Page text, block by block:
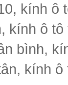
kính ô
kính ô
bình,
kính